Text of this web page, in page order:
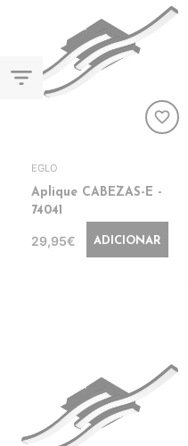
filter_list
favorite_border
EGLO
Aplique CABEZAS-E -
74041
29,95€ ADICIONAR